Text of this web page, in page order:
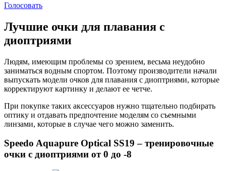
Голосовать
Лучшие очки для плавания с
диоптриями
Людям, имеющим проблемы со зрением, весьма неудобно
заниматься водным спортом. Поэтому производители начали
выпускать модели очков для плавания с диоптриями, которые
корректируют картинку и делают ее четче.
При покупке таких аксессуаров нужно тщательно подбирать
оптику и отдавать предпочтение моделям со съемными
линзами, которые в случае чего можно заменить.
Speedo Aquapure Optical SS19 – тренировочные
очки с диоптриями от 0 до -8